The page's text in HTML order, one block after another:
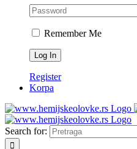
Remember Me
Register
Korpa
Search for: